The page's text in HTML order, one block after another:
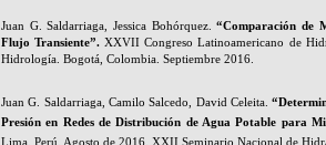
Juan G. Saldarriaga, Jessica Bohórquez.“Comparación de
Flujo Transiente”.XXVII Congreso Latinoamericano de
Hidrología. Bogotá, Colombia. Septiembre 2016.
Juan G. Saldarriaga, Camilo Salcedo, David Celeita.
Presión en Redes de Distribución de Agua Potable para
Lima, Perú. Agosto de 2016. XXII Seminario Nacional de